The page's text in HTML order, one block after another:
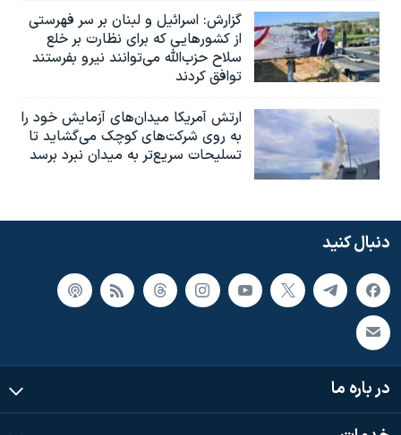
گزارش‌: اسرائيل و لبنان بر سر فهرستی
از کشورهایی که برای نظارت بر خلع
سلاح حزب‌الله می‌توانند نیرو بفرستند
توافق کردند
ارتش آمریکا میدان‌های آزمایش خود را
به روی شرکت‌های کوچک می‌گشاید تا
تسلیحات سریع‌تر به میدان نبرد برسد
دنبال کنید
در باره ما